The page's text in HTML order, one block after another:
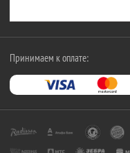
Принимаем к оплате: